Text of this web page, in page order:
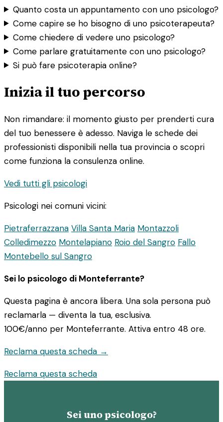
Quanto costa un appuntamento con uno psicologo?
Come capire se ho bisogno di uno psicoterapeuta?
Come chiedere di vedere uno psicologo?
Come parlare gratuitamente con uno psicologo?
Si può fare psicoterapia online?
Inizia il tuo percorso
Non rimandare: il momento giusto per prenderti cura
del tuo benessere è adesso. Naviga le schede dei
professionisti disponibili nella tua provincia o scopri
come funziona la consulenza online.
Vedi tutti gli psicologi
Psicologi nei comuni vicini:
Pietraferrazzana Villa Santa Maria Montazzoli
Colledimezzo Montelapiano Roio del Sangro Fallo
Montebello sul Sangro
Sei lo psicologo di Monteferrante?
Questa pagina è ancora libera. Una sola persona può
reclamarla — diventa la tua, esclusiva.
100€/anno per Monteferrante. Attiva entro 48 ore.
Reclama questa scheda →
Reclama questa scheda
Sei uno psicologo?